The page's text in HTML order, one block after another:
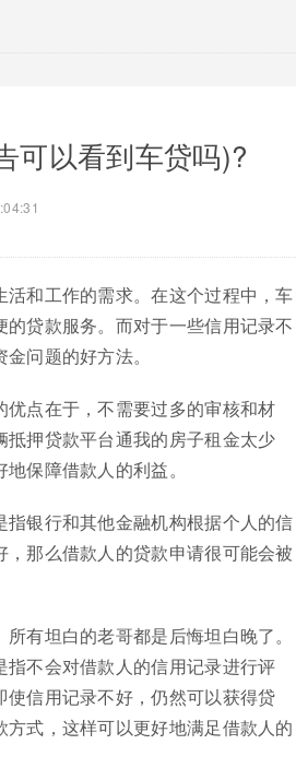
可以看到车贷吗)?
和工作的需求。在这个过程中，车
贷款服务。而对于一些信用记录不
问题的好方法。
点在于，不需要过多的审核和材
押贷款平台通我的房子租金太少
保障借款人的利益。
银行和其他金融机构根据个人的信
那么借款人的贷款申请很可能会被
有坦白的老哥都是后悔坦白晚了。
不会对借款人的信用记录进行评
信用记录不好，仍然可以获得贷
式，这样可以更好地满足借款人的